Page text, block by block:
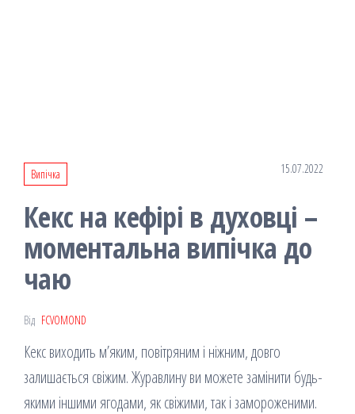
Випічка 15.07.2022
Кекс на кефірі в духовці –
моментальна випічка до
чаю
Від FCVOMOND
Кекс виходить м’яким, повітряним і ніжним, довго
залишається свіжим. Журавлину ви можете замінити будь-
якими іншими ягодами, як свіжими, так і замороженими.